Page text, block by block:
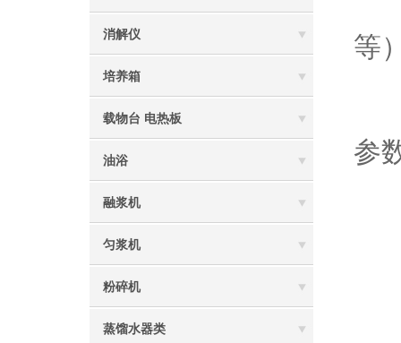
消解仪
培养箱
载物台 电热板
油浴
融浆机
匀浆机
粉碎机
蒸馏水器类
等
参